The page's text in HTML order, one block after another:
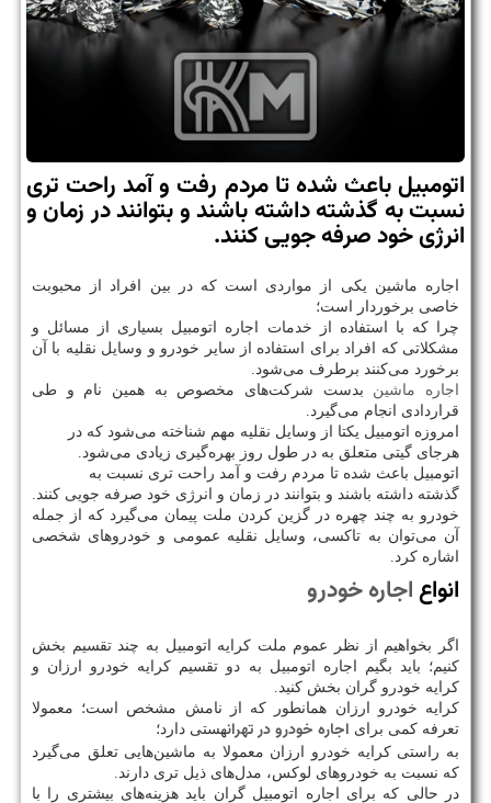
اتومبیل باعث شده تا مردم رفت و آمد راحت تری
نسبت به گذشته داشته باشند و بتوانند در زمان و
انرژی خود صرفه جویی كنند.
اجاره ماشین یکی از مواردی است که در بین افراد از محبوبت
خاصی برخوردار است؛
چرا که با استفاده از خدمات اجاره اتومبیل بسیاری از مسائل و
مشکلاتی که افراد برای استفاده از سایر خودرو و وسایل نقلیه با آن
برخورد می‌کنند برطرف می‌شود.
اجاره ماشین بدست شرکت‌های مخصوص به همین نام و طی
قراردادی انجام می‌گیرد.
امروزه اتومبیل یکتا از وسایل نقلیه مهم شناخته می‌شود که در
هرجای گیتی متعلق به در طول روز بهره‌گیری زیادی می‌شود.
اتومبیل باعث شده تا مردم رفت و آمد راحت تری نسبت به
گذشته داشته باشند و بتوانند در زمان و انرژی خود صرفه جویی کنند.
خودرو به چند چهره در گزین کردن ملت پیمان می‌گیرد که از جمله
آن می‌توان به تاکسی، وسایل نقلیه عمومی و خودروهای شخصی
اشاره کرد.
انواعاجاره خودرو
اگر بخواهیم از نظر عموم ملت کرایه اتومبیل به چند تقسیم بخش
کنیم؛ باید بگیم اجاره اتومبیل به دو تقسیم کرایه خودرو ارزان و
کرایه خودرو گران بخش کنید.
کرایه خودرو ارزان همانطور که از نامش مشخص است؛ معمولا
تعرفه کمی برای اجاره خودرو در تهرانهستی دارد؛
به راستی کرایه خودرو ارزان معمولا به ماشین‌هایی تعلق می‌گیرد
که نسبت به خودروهای لوکس، مدل‌های ذیل تری دارند.
در حالی که برای اجاره اتومبیل گران باید هزینه‌های بیشتری را با